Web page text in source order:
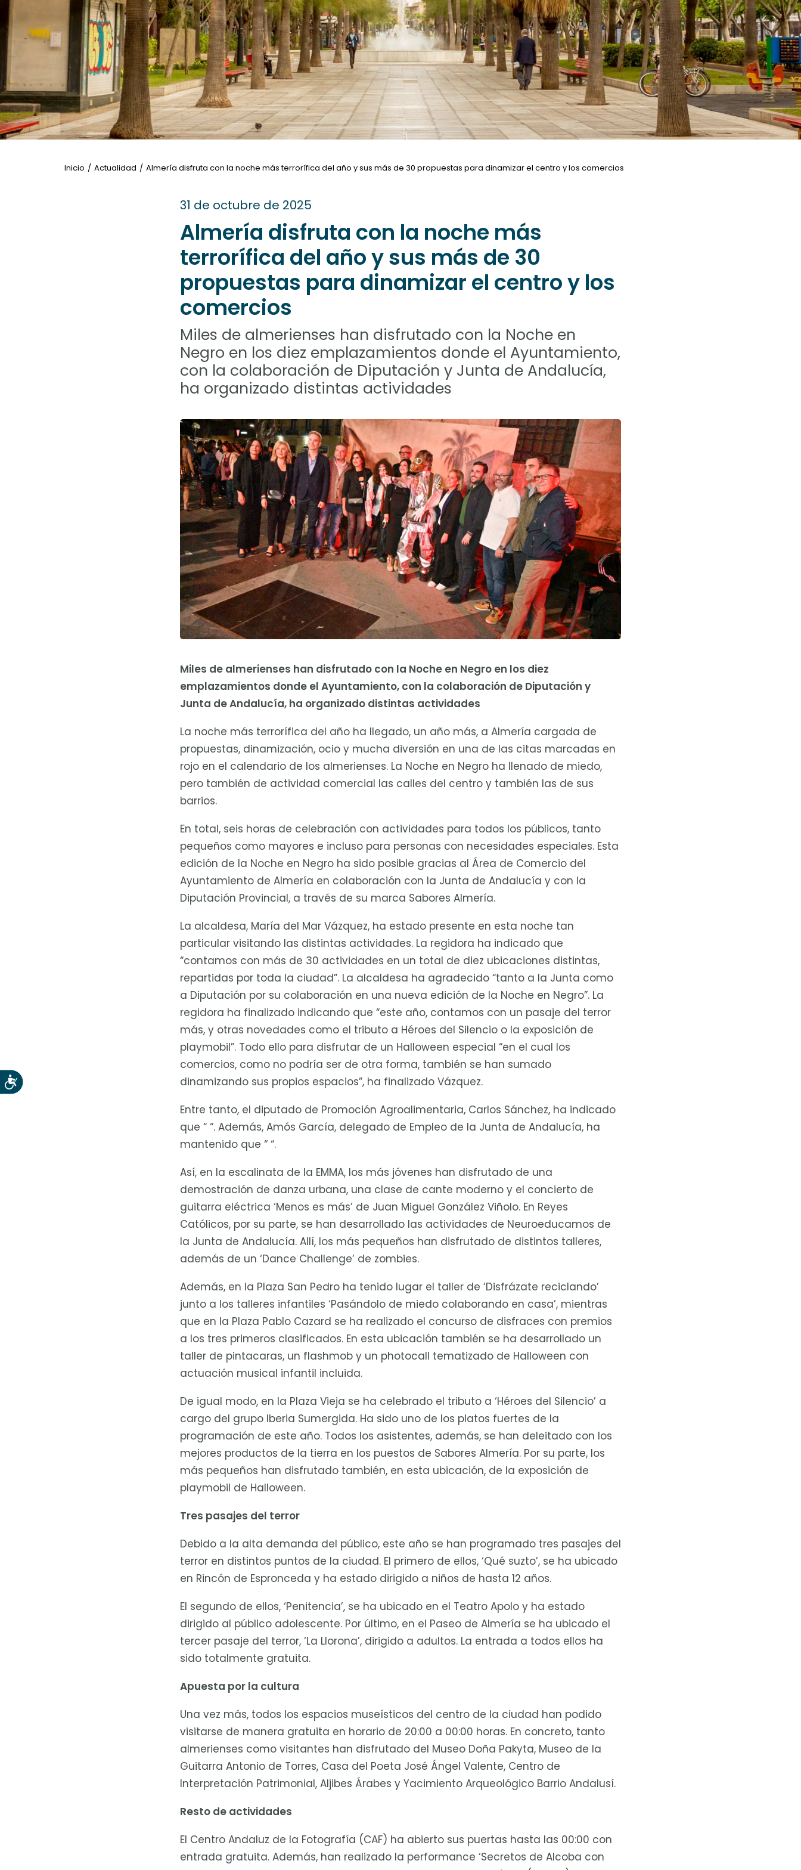
las
personas
con
discapacidad
visual
que
están
usando
un
Accesibilidad
Inicio Actualidad Almería disfruta con la noche más terrorífica del año y sus más de 30 propuestas para dinamizar el centro y los comercios
31 de octubre de 2025
Almería disfruta con la noche más
terrorífica del año y sus más de 30
propuestas para dinamizar el centro y los
comercios
Miles de almerienses han disfrutado con la Noche en
Negro en los diez emplazamientos donde el Ayuntamiento,
con la colaboración de Diputación y Junta de Andalucía,
ha organizado distintas actividades
Miles de almerienses han disfrutado con la Noche en Negro en los diez
emplazamientos donde el Ayuntamiento, con la colaboración de Diputación y
Junta de Andalucía, ha organizado distintas actividades
La noche más terrorífica del año ha llegado, un año más, a Almería cargada de
propuestas, dinamización, ocio y mucha diversión en una de las citas marcadas en
rojo en el calendario de los almerienses. La Noche en Negro ha llenado de miedo,
pero también de actividad comercial las calles del centro y también las de sus
barrios.
En total, seis horas de celebración con actividades para todos los públicos, tanto
pequeños como mayores e incluso para personas con necesidades especiales. Esta
edición de la Noche en Negro ha sido posible gracias al Área de Comercio del
Ayuntamiento de Almería en colaboración con la Junta de Andalucía y con la
Diputación Provincial, a través de su marca Sabores Almería.
La alcaldesa, María del Mar Vázquez, ha estado presente en esta noche tan
particular visitando las distintas actividades. La regidora ha indicado que
“contamos con más de 30 actividades en un total de diez ubicaciones distintas,
repartidas por toda la ciudad”. La alcaldesa ha agradecido “tanto a la Junta como
a Diputación por su colaboración en una nueva edición de la Noche en Negro”. La
regidora ha finalizado indicando que “este año, contamos con un pasaje del terror
más, y otras novedades como el tributo a Héroes del Silencio o la exposición de
playmobil”. Todo ello para disfrutar de un Halloween especial “en el cual los
comercios, como no podría ser de otra forma, también se han sumado
dinamizando sus propios espacios”, ha finalizado Vázquez.
Entre tanto, el diputado de Promoción Agroalimentaria, Carlos Sánchez, ha indicado
que “ “. Además, Amós García, delegado de Empleo de la Junta de Andalucía, ha
mantenido que “ “.
Así, en la escalinata de la EMMA, los más jóvenes han disfrutado de una
demostración de danza urbana, una clase de cante moderno y el concierto de
guitarra eléctrica ‘Menos es más’ de Juan Miguel González Viñolo. En Reyes
Católicos, por su parte, se han desarrollado las actividades de Neuroeducamos de
la Junta de Andalucía. Allí, los más pequeños han disfrutado de distintos talleres,
además de un ‘Dance Challenge’ de zombies.
Además, en la Plaza San Pedro ha tenido lugar el taller de ‘Disfrázate reciclando’
junto a los talleres infantiles ‘Pasándolo de miedo colaborando en casa’, mientras
que en la Plaza Pablo Cazard se ha realizado el concurso de disfraces con premios
a los tres primeros clasificados. En esta ubicación también se ha desarrollado un
taller de pintacaras, un flashmob y un photocall tematizado de Halloween con
actuación musical infantil incluida.
De igual modo, en la Plaza Vieja se ha celebrado el tributo a ‘Héroes del Silencio’ a
cargo del grupo Iberia Sumergida. Ha sido uno de los platos fuertes de la
programación de este año. Todos los asistentes, además, se han deleitado con los
mejores productos de la tierra en los puestos de Sabores Almería. Por su parte, los
más pequeños han disfrutado también, en esta ubicación, de la exposición de
playmobil de Halloween.
Tres pasajes del terror
Debido a la alta demanda del público, este año se han programado tres pasajes del
terror en distintos puntos de la ciudad. El primero de ellos, ‘Qué suzto’, se ha ubicado
en Rincón de Espronceda y ha estado dirigido a niños de hasta 12 años.
El segundo de ellos, ‘Penitencia’, se ha ubicado en el Teatro Apolo y ha estado
dirigido al público adolescente. Por último, en el Paseo de Almería se ha ubicado el
tercer pasaje del terror, ‘La Llorona’, dirigido a adultos. La entrada a todos ellos ha
sido totalmente gratuita.
Apuesta por la cultura
Una vez más, todos los espacios museísticos del centro de la ciudad han podido
visitarse de manera gratuita en horario de 20:00 a 00:00 horas. En concreto, tanto
almerienses como visitantes han disfrutado del Museo Doña Pakyta, Museo de la
Guitarra Antonio de Torres, Casa del Poeta José Ángel Valente, Centro de
Interpretación Patrimonial, Aljibes Árabes y Yacimiento Arqueológico Barrio Andalusí.
Resto de actividades
El Centro Andaluz de la Fotografía (CAF) ha abierto sus puertas hasta las 00:00 con
entrada gratuita. Además, han realizado la performance ‘Secretos de Alcoba con